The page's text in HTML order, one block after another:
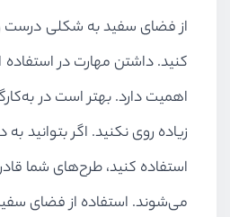
از فضای سفید به شکلی درست
کنید. داشتن مهارت در استفاده
اهمیت دارد. بهتر است در
زیاده روی نکنید. اگر بتوانید
استفاده کنید، طرح‌های شما
می‌شوند. استفاده از فضای